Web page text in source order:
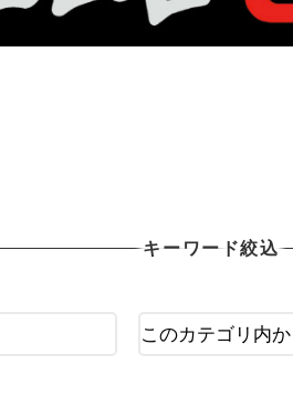
スペア その他
キーワード絞込